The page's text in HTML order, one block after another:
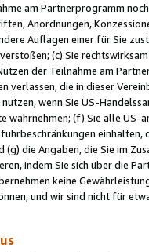
am Partnerprogramm
Anordnungen,
Auflagen einer für Sie
(c) Sie
der Teilnahme am
verlassen, die in dieser
wenn Sie US-
wahrnehmen; (f) Sie alle
(g) die Angaben, die Sie im
indem Sie sich über die
keine
und wir sind nicht für